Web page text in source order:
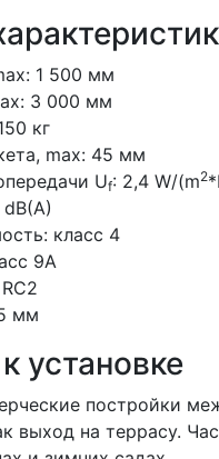
1 500 мм
3 000 мм
кг
max: 45 мм
Uf: 2,4 W/(m2
класс 4
9А
мм
установке
постройки
выход на террасу.